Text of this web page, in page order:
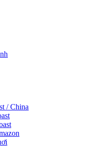
/ China